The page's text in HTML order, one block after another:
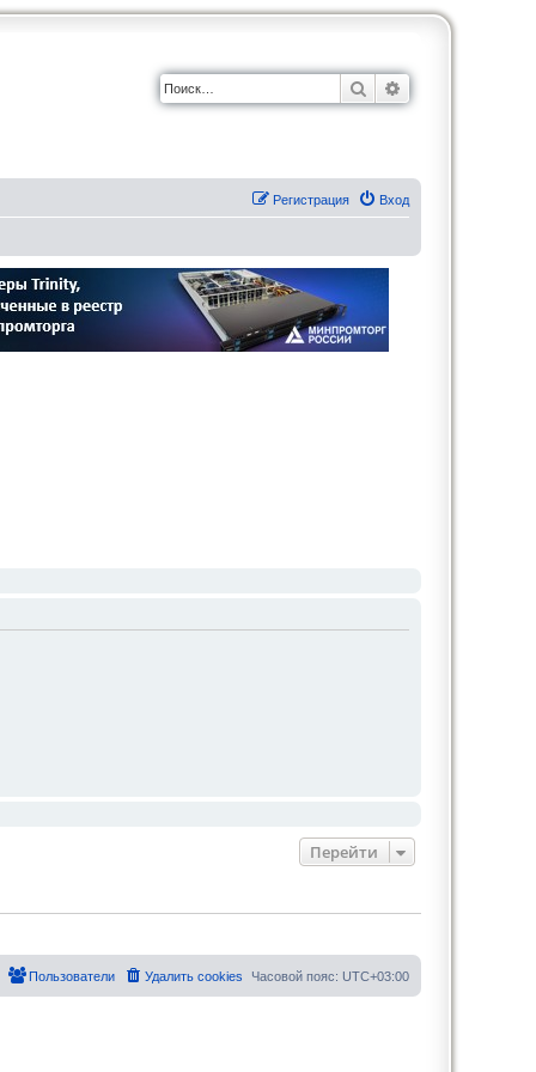
Поиск
Вход
Регистрация
Перейти
Часовой пояс: UTC+03:00
Удалить cookies
Пользователи